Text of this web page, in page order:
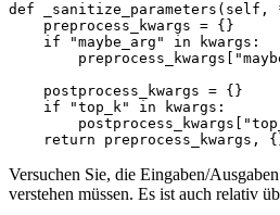
def _sanitize_parameters ( self,
    preprocess_kwargs = {}
if
"maybe_arg" in kwargs:
        preprocess_kwargs[
    postprocess_kwargs = {}
if
"top_k" in kwargs:
        postprocess_kwargs[
return preprocess_kwargs,
Versuchen Sie, die Eingaben/
verstehen müssen. Es ist auch relativ